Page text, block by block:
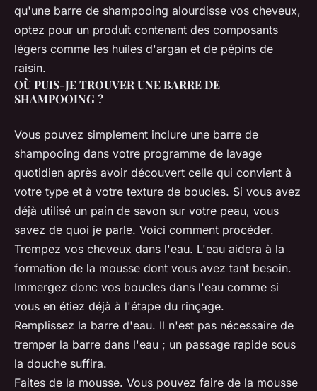
qu'une barre de shampooing alourdisse vos cheveux,
optez pour un produit contenant des composants
légers comme les huiles d'argan et de pépins de
raisin.
OÙ PUIS-JE TROUVER UNE BARRE DE
SHAMPOOING ?
Vous pouvez simplement inclure une barre de
shampooing dans votre programme de lavage
quotidien après avoir découvert celle qui convient à
votre type et à votre texture de boucles. Si vous avez
déjà utilisé un pain de savon sur votre peau, vous
savez de quoi je parle. Voici comment procéder.
Trempez vos cheveux dans l'eau. L'eau aidera à la
formation de la mousse dont vous avez tant besoin.
Immergez donc vos boucles dans l'eau comme si
vous en étiez déjà à l'étape du rinçage.
Remplissez la barre d'eau. Il n'est pas nécessaire de
tremper la barre dans l'eau ; un passage rapide sous
la douche suffira.
Faites de la mousse. Vous pouvez faire de la mousse